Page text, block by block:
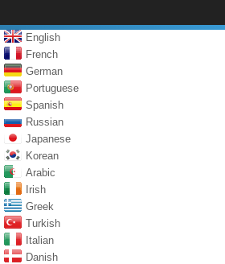
English
French
German
Portuguese
Spanish
Russian
Japanese
Korean
Arabic
Irish
Greek
Turkish
Italian
Danish